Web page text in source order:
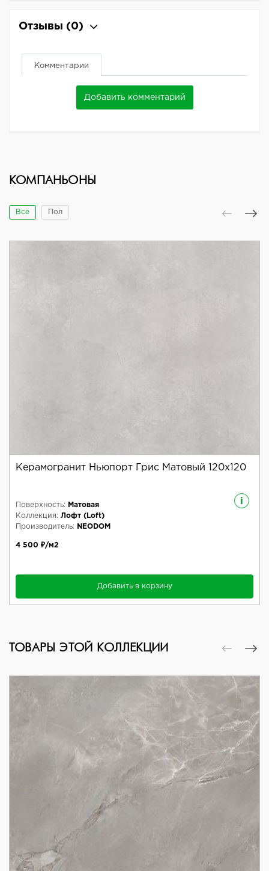
Отзывы (0)
Комментарии
Добавить комментарий
КОМПАНЬОНЫ
Все Пол
Керамогранит Ньюпорт Грис Матовый 120x120
i
Поверхность:
Матовая
Коллекция: Лофт (Loft)
Производитель:
NEODOM
4 500 ₽/м2
Добавить в корзину
ТОВАРЫ ЭТОЙ КОЛЛЕКЦИИ